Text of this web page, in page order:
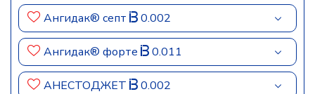
Ангидак® септ 0.002
Ангидак® форте 0.011
АНЕСТОДЖЕТ 0.002